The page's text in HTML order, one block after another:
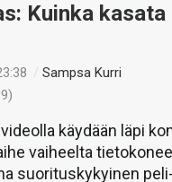
Kuinka kasata
/Sampsa Kurri
käydään läpi
vaiheelta
suorituskykyinen